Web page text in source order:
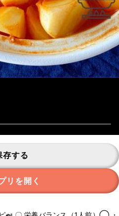
存する
リを開く